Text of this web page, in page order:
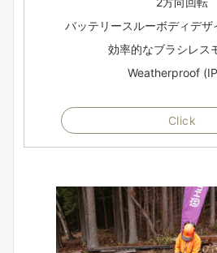
バッテリースルーボディデ
効率的なブラシレス
Weatherproof
Click